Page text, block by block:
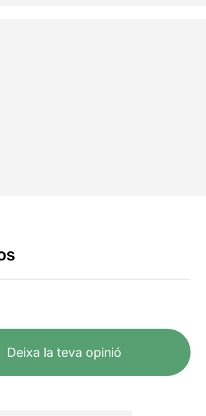
Deixa la teva opinió